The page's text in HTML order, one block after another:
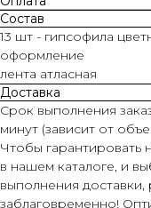
Состав
13 шт - гипсофила
оформление
лента атласная
Доставка
Срок выполнения
минут (зависит от
Чтобы гарантировать
в нашем каталоге, и
выполнения доставки,
заблаговременно!